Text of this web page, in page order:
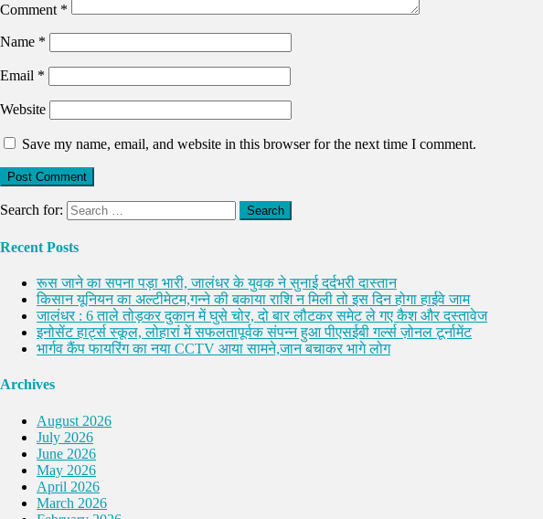
Comment *
Name *
Email *
Website
Save my name, email, and website in this browser for the next time I comment.
Search for:
Recent Posts
रूस जाने का सपना पड़ा भारी, जालंधर के युवक ने सुनाई दर्दभरी दास्तान
किसान यूनियन का अल्टीमेटम,गन्ने की बकाया राशि न मिली तो इस दिन होगा हाईवे जाम
जालंधर : 6 ताले तोड़कर दुकान में घुसे चोर, दो बार लौटकर समेट ले गए कैश और दस्तावेज
इनोसेंट हार्ट्स स्कूल, लोहारां में सफलतापूर्वक संपन्न हुआ पीएसईबी गर्ल्स ज़ोनल टूर्नामेंट
भार्गव कैंप फायरिंग का नया CCTV आया सामने,जान बचाकर भागे लोग
Archives
August 2026
July 2026
June 2026
May 2026
April 2026
March 2026